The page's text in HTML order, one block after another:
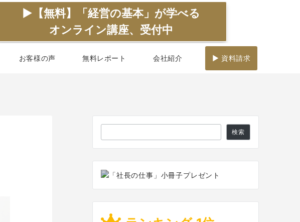
▶【無料】「経営の基本」が学べる
オンライン講座、受付中
お客様の声 無料レポート 会社紹介 ▶ 資料請求
索
検索